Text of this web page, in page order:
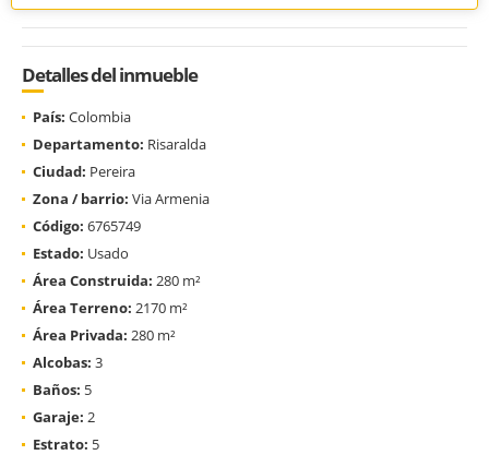
Detalles del inmueble
País: Colombia
Departamento: Risaralda
Ciudad: Pereira
Zona / barrio: Via Armenia
Código: 6765749
Estado: Usado
Área Construida: 280 m²
Área Terreno: 2170 m²
Área Privada: 280 m²
Alcobas: 3
Baños: 5
Garaje: 2
Estrato: 5